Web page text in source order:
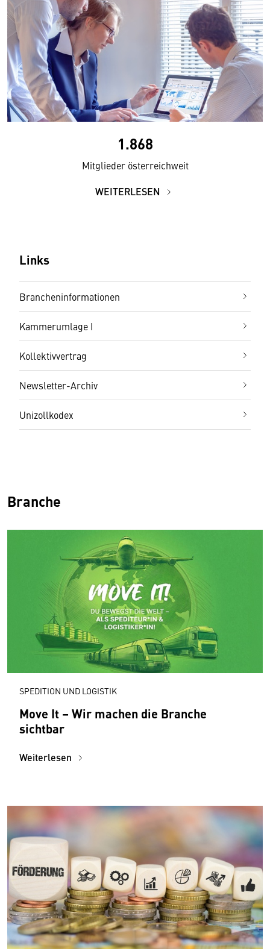
1.868
Mitglieder österreichweit
WEITERLESEN
Links
Brancheninformationen
Kammerumlage I
Kollektivvertrag
Newsletter-Archiv
Unizollkodex
Branche
SPEDITION UND LOGISTIK
Move It – Wir machen die Branche
sichtbar
Weiterlesen